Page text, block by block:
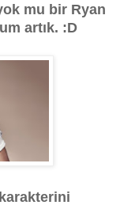
mu bir Ryan
artık. :D